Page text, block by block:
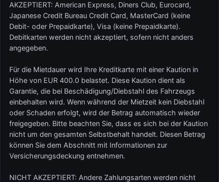
AKZEPTIERT: American Express, Diners Club, Eurocard,
Japanese Credit Bureau Credit Card, MasterCard (keine
Debit- oder Prepaidkarte), Visa (keine Prepaidkarte).
Debitkarten werden nicht akzeptiert, sofern nicht anders
angegeben.
Für die Mietdauer wird Ihre Kreditkarte mit einer Kaution in
Höhe von EUR 400.0 belastet. Diese Kaution dient als
Garantie, die bei Beschädigung/Diebstahl des Fahrzeugs
einbehalten wird. Wenn während der Mietzeit kein Diebstahl
oder Schaden erfolgt, wird der Betrag automatisch wieder
freigegeben. Bitte beachten Sie, dass es sich bei der Kaution
nicht um den gesamten Selbstbehalt handelt. Diesen Betrag
können Sie dem Abschnitt mit Informationen zur
Versicherungsdeckung entnehmen.
NICHT AKZEPTIERT: Andere Zahlungsarten werden nicht